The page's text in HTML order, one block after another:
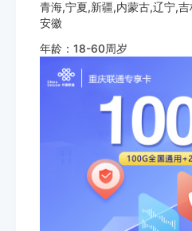
青海,宁夏,新疆,内蒙古,辽宁,
安徽
年龄：18-60周岁